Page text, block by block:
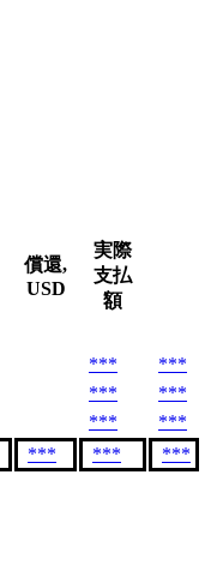
償還,
USD
実際
支払
額
***
***
***
***
***
***
*** ***
***